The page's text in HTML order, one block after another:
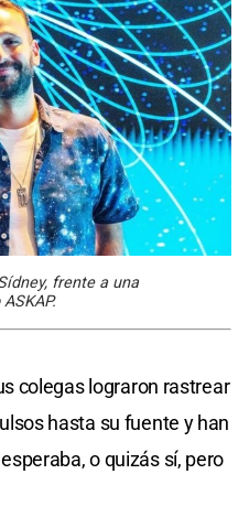
frente a una
colegas lograron rastrear
hasta su fuente y han
o quizás sí, pero